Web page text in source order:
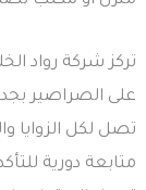
تركز شركة رواد
على الصراصير
تصل لكل الزوايا
متابعة دورية